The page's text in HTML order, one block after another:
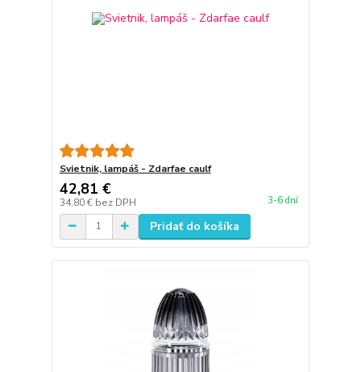
Svietnik, lampáš - Zdarfae caulf
42,81 €
34,80 € bez DPH 3-6 dní
Pridať do košíka